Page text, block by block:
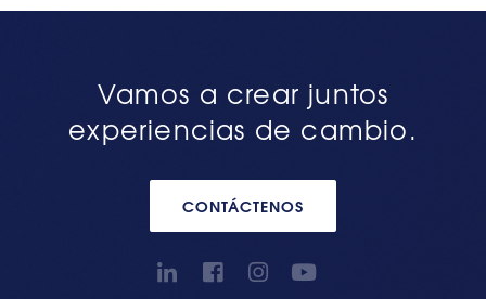
Vamos a crear juntos
experiencias de cambio.
CONTÁCTENOS